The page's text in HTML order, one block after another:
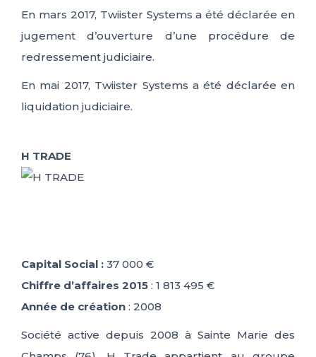
En mars 2017, Twiister Systems a été déclarée en
jugement d’ouverture d’une procédure de
redressement judiciaire.
En mai 2017, Twiister Systems a été déclarée en
liquidation judiciaire.
H TRADE
Capital Social : 37 000 €
Chiffre d’affaires 2015 : 1 813 495 €
Année de création : 2008
Société active depuis 2008 à Sainte Marie des